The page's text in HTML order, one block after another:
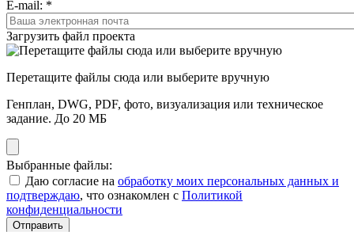
E-mail: *
Загрузить файл проекта
Перетащите файлы сюда или выберите вручную
Генплан, DWG, PDF, фото, визуализация или техническое
задание. До 20 МБ
Выбранные файлы:
Даю согласие на обработку моих персональных данных и
подтверждаю, что ознакомлен с Политикой
конфиденциальности
Отправить